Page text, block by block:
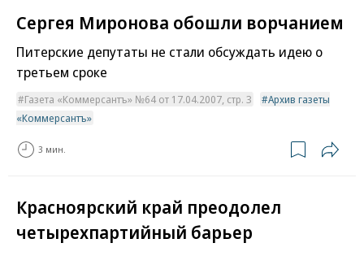
Сергея Миронова обошли ворчанием
Питерские депутаты не стали обсуждать идею о
третьем сроке
Газета «Коммерсантъ» №64 от 17.04.2007, стр. 3
Архив газеты
«Коммерсантъ»
3 мин.
Красноярский край преодолел
четырехпартийный барьер